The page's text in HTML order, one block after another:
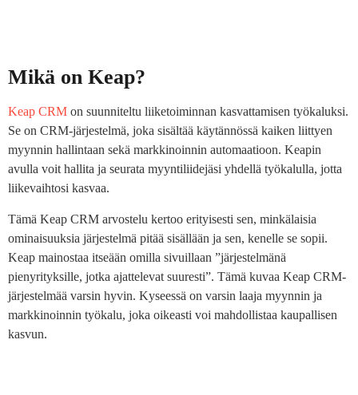
Mikä on Keap?
Keap CRM on suunniteltu liiketoiminnan kasvattamisen työkaluksi.
Se on CRM-järjestelmä, joka sisältää käytännössä kaiken liittyen
myynnin hallintaan sekä markkinoinnin automaatioon. Keapin
avulla voit hallita ja seurata myyntiliidejäsi yhdellä työkalulla, jotta
liikevaihtosi kasvaa.
Tämä Keap CRM arvostelu kertoo erityisesti sen, minkälaisia
ominaisuuksia järjestelmä pitää sisällään ja sen, kenelle se sopii.
Keap mainostaa itseään omilla sivuillaan ”järjestelmänä
pienyrityksille, jotka ajattelevat suuresti”. Tämä kuvaa Keap CRM-
järjestelmää varsin hyvin. Kyseessä on varsin laaja myynnin ja
markkinoinnin työkalu, joka oikeasti voi mahdollistaa kaupallisen
kasvun.